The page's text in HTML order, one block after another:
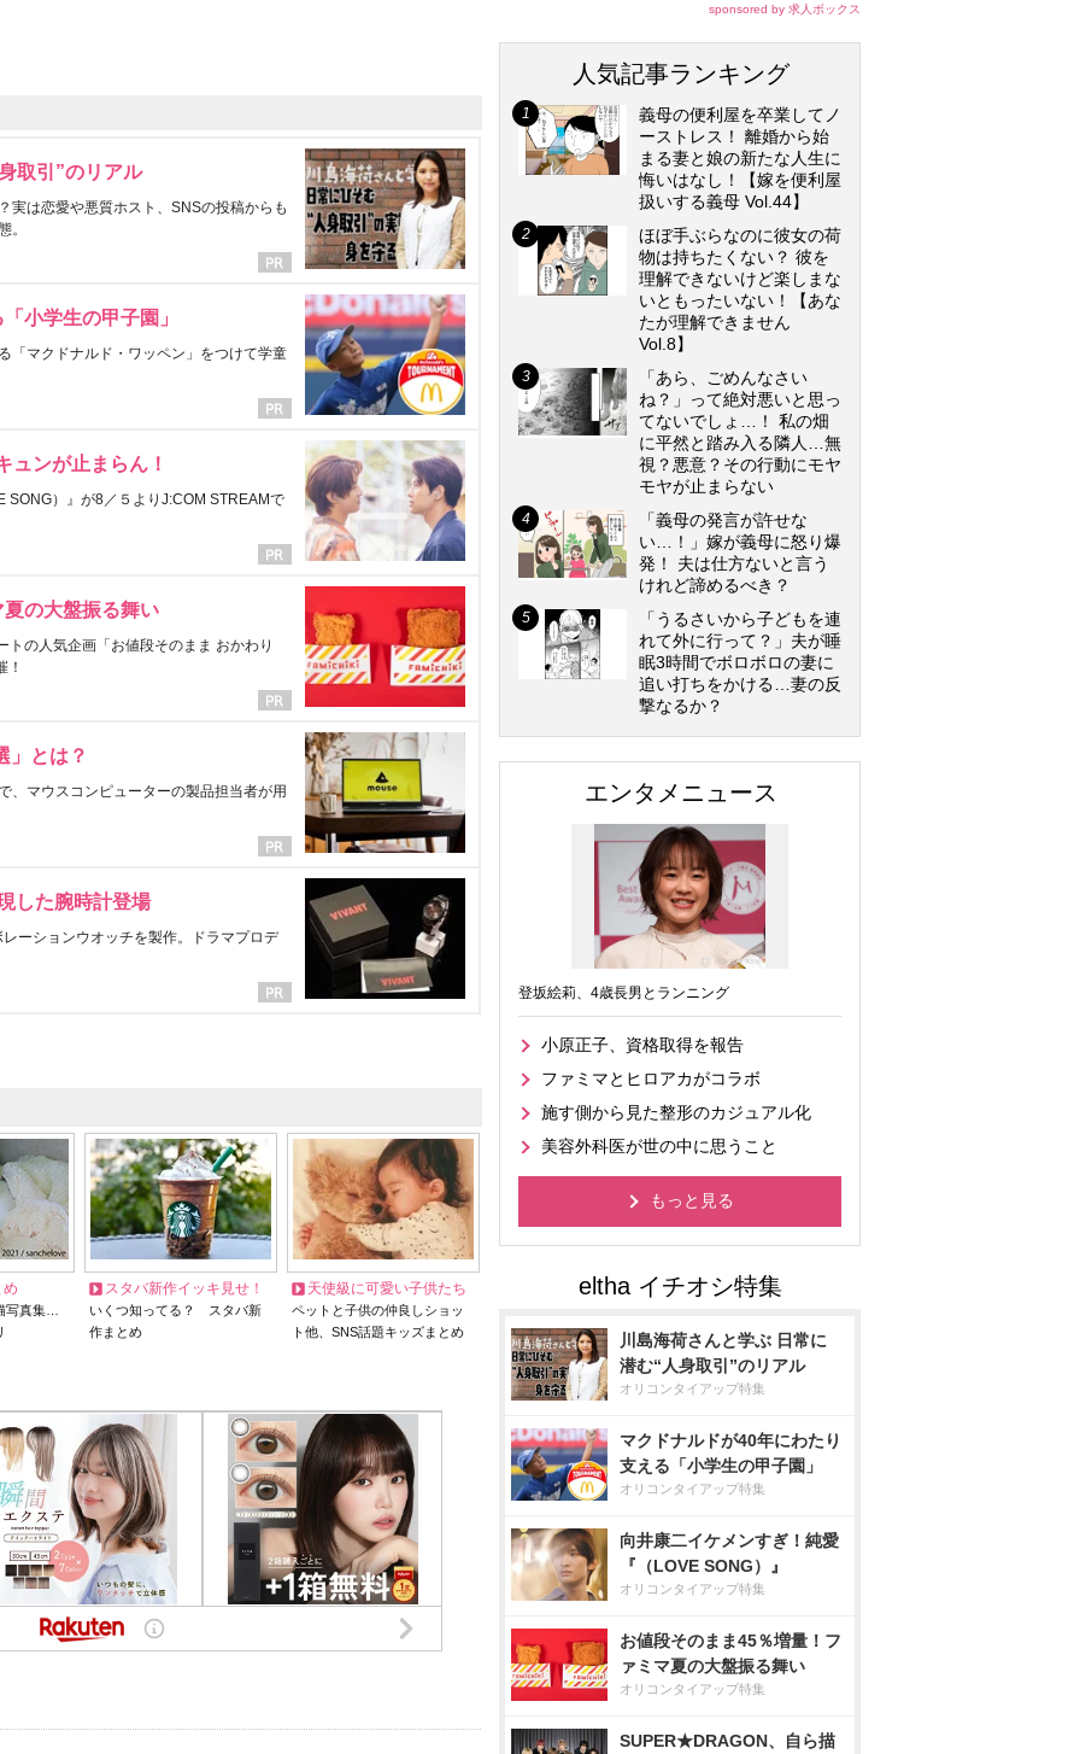
取引”のリアル
実は恋愛や悪質ホスト、SNSの投稿からも
。
小学生の甲子園」
「マクドナルド・ワッペン」をつけて学童
ュンが止まらん！
SONG）』が8／５よりJ:COM STREAMで
の大盤振る舞い
の人気企画「お値段そのまま おかわり
！
」とは？
、マウスコンピューターの製品担当者が用
した腕時計登場
ーションウオッチを製作。ドラマプロデ
め
写真集…
スタバ新作イッキ見せ！
いくつ知ってる？ スタバ新
作まとめ
天使級に可愛い子供たち
ペットと子供の仲良しショッ
ト他、SNS話題キッズまとめ
sponsored by 求人ボックス
人気記事ランキング
義母の便利屋を卒業してノ
ーストレス！ 離婚から始
まる妻と娘の新たな人生に
悔いはなし！【嫁を便利屋
扱いする義母 Vol.44】
ほぼ手ぶらなのに彼女の荷
物は持ちたくない？ 彼を
理解できないけど楽しまな
いともったいない！【あな
たが理解できません
Vol.8】
「あら、ごめんなさい
ね？」って絶対悪いと思っ
てないでしょ…！ 私の畑
に平然と踏み入る隣人…無
視？悪意？その行動にモヤ
モヤが止まらない
「義母の発言が許せな
い…！」嫁が義母に怒り爆
発！ 夫は仕方ないと言う
けれど諦めるべき？
「うるさいから子どもを連
れて外に行って？」夫が睡
眠3時間でボロボロの妻に
追い打ちをかける…妻の反
撃なるか？
エンタメニュース
登坂絵莉、4歳長男とランニング
小原正子、資格取得を報告
ファミマとヒロアカがコラボ
施す側から見た整形のカジュアル化
美容外科医が世の中に思うこと
もっと見る
川島海荷さんと学ぶ 日常に
潜む“人身取引”のリアル
オリコンタイアップ特集
マクドナルドが40年にわたり
支える「小学生の甲子園」
オリコンタイアップ特集
向井康二イケメンすぎ！純愛
『（LOVE SONG）』
オリコンタイアップ特集
お値段そのまま45％増量！フ
ァミマ夏の大盤振る舞い
オリコンタイアップ特集
SUPER★DRAGON、自ら描